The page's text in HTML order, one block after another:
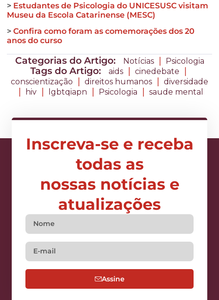
> Estudantes de Psicologia do UNICESUSC visitam
Museu da Escola Catarinense (MESC)
> Confira como foram as comemorações dos 20
anos do curso
Categorias do Artigo: Notícias | Psicologia
Tags do Artigo: aids | cinedebate |
conscientização | direitos humanos | diversidade
| hiv | lgbtqiapn | Psicologia | saude mental
Inscreva-se e receba
todas as
nossas notícias e
atualizações
Assine